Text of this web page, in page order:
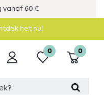
vanaf 60 €
het nu!
0 0